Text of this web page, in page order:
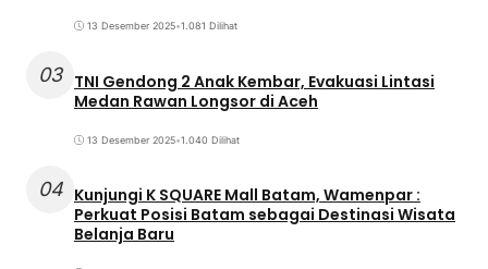
13 Desember 2025•1.081 Dilihat
03 TNI Gendong 2 Anak Kembar, Evakuasi Lintasi
Medan Rawan Longsor di Aceh
13 Desember 2025•1.040 Dilihat
04 Kunjungi K SQUARE Mall Batam, Wamenpar :
Perkuat Posisi Batam sebagai Destinasi Wisata
Belanja Baru